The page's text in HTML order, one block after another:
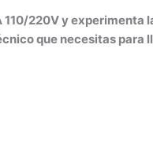
110/220V y experimenta
que necesitas para